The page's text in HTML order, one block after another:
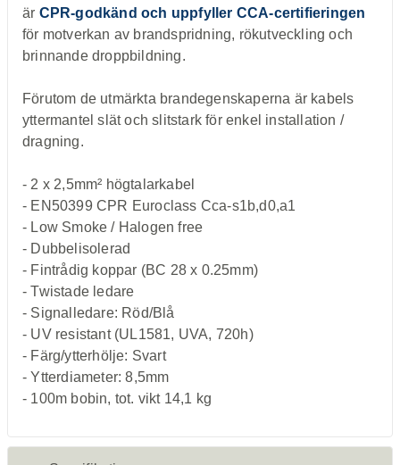
är CPR-godkänd och uppfyller CCA-certifieringen
för motverkan av brandspridning, rökutveckling och
brinnande droppbildning.
Förutom de utmärkta brandegenskaperna är kabels
yttermantel slät och slitstark för enkel installation /
dragning.
- 2 x 2,5mm² högtalarkabel
- EN50399 CPR Euroclass Cca-s1b,d0,a1
- Low Smoke / Halogen free
- Dubbelisolerad
- Fintrådig koppar (BC 28 x 0.25mm)
- Twistade ledare
- Signalledare: Röd/Blå
- UV resistant (UL1581, UVA, 720h)
- Färg/ytterhölje: Svart
- Ytterdiameter: 8,5mm
- 100m bobin, tot. vikt 14,1 kg